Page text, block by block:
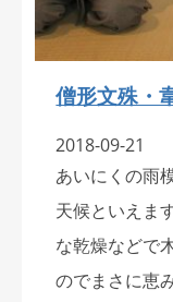
僧形文殊・
2018-09-21
あいにくの雨
天候といえま
な乾燥などで
のでまさに恵